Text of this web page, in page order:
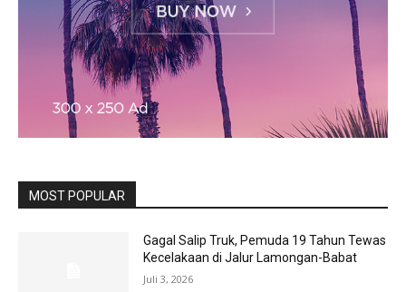
MOST POPULAR
Gagal Salip Truk, Pemuda 19 Tahun Tewas
Kecelakaan di Jalur Lamongan-Babat
Juli 3, 2026